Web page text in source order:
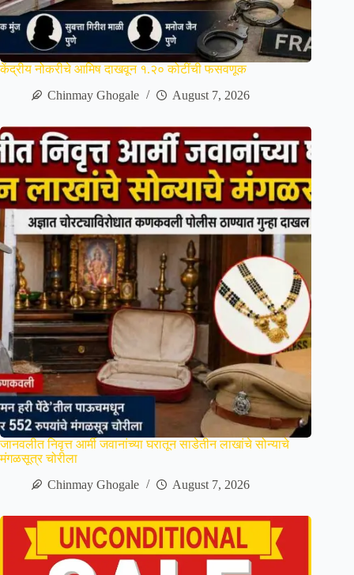
केंद्रीय नोकरीचे आमिष दाखवून १.२० कोटींची फसवणूक
Chinmay Ghogale
August 7, 2026
जानवलीत निवृत्त आर्मी जवानांच्या घरातून साडेतीन लाखांचे सोन्याचे
मंगळसूत्र चोरीला
Chinmay Ghogale
August 7, 2026